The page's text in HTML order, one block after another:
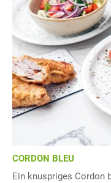
CORDON BLEU
Ein knuspriges Cordon